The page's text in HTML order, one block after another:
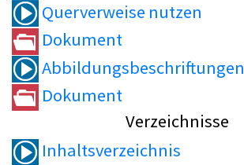
Querverweise nutzen
Dokument
Abbildungsbeschriftungen
Dokument
Verzeichnisse
Inhaltsverzeichnis